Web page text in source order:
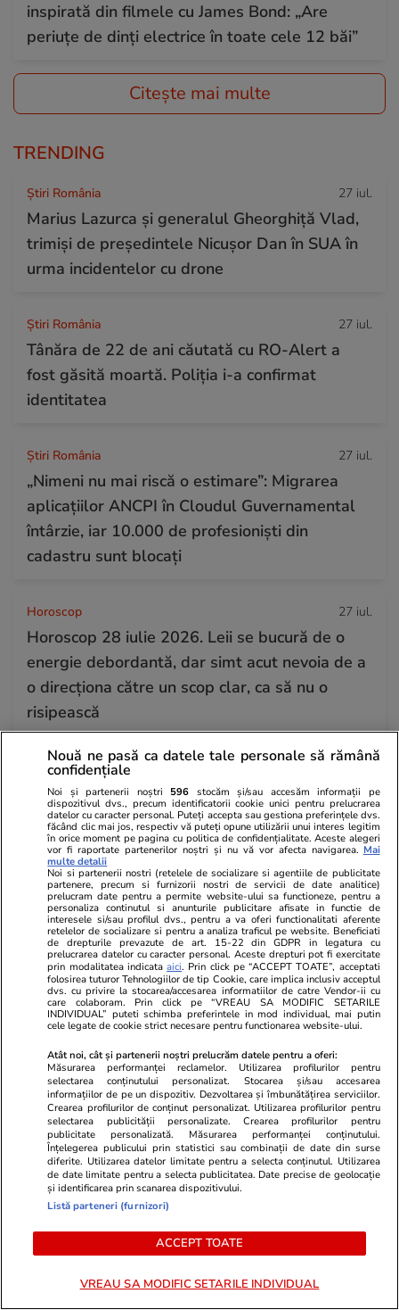
inspirată din filmele cu James Bond: „Are
periuțe de dinți electrice în toate cele 12 băi”
Citește mai multe
TRENDING
Știri România 27 iul.
Marius Lazurca și generalul Gheorghiță Vlad,
trimiși de președintele Nicușor Dan în SUA în
urma incidentelor cu drone
Știri România 27 iul.
Tânăra de 22 de ani căutată cu RO-Alert a
fost găsită moartă. Poliția i-a confirmat
identitatea
Știri România 27 iul.
„Nimeni nu mai riscă o estimare”: Migrarea
aplicațiilor ANCPI în Cloudul Guvernamental
întârzie, iar 10.000 de profesioniști din
cadastru sunt blocați
Horoscop 27 iul.
Horoscop 28 iulie 2026. Leii se bucură de o
energie debordantă, dar simt acut nevoia de a
o direcționa către un scop clar, ca să nu o
risipească
Lifestyle 27 iul.
Ce sunt norii pyrocumulonimbus
care alimentează dezastrele din
vine unul marți sau miercuri”
Lifestyle
Povestea
marinar
Vacanțe și Cultură 26 iul.
Care sunt lucrurile pe care le
uităm cel mai des când plecăm
Nouă ne pasă ca datele tale personale să rămână
confidențiale
Noi și partenerii noștri 596 stocăm și/sau accesăm informații pe
dispozitivul dvs., precum identificatorii cookie unici pentru prelucrarea
datelor cu caracter personal. Puteți accepta sau gestiona preferințele dvs.
făcând clic mai jos, respectiv vă puteți opune utilizării unui interes legitim
în orice moment pe pagina cu politica de confidențialitate. Aceste alegeri
vor fi raportate partenerilor noștri și nu vă vor afecta navigarea. Mai
multe detalii
Noi si partenerii nostri (retelele de socializare si agentiile de publicitate
partenere, precum si furnizorii nostri de servicii de date analitice)
prelucram date pentru a permite website-ului sa functioneze, pentru a
personaliza continutul si anunturile publicitare afisate in functie de
interesele si/sau profilul dvs., pentru a va oferi functionalitati aferente
retelelor de socializare si pentru a analiza traficul pe website. Beneficiati
de drepturile prevazute de art. 15-22 din GDPR in legatura cu
prelucrarea datelor cu caracter personal. Aceste drepturi pot fi exercitate
prin modalitatea indicataaici. Prin click pe “ACCEPT TOATE”, acceptati
folosirea tuturor Tehnologiilor de tip Cookie, care implica inclusiv acceptul
dvs. cu privire la stocarea/accesarea informatiilor de catre Vendor-ii cu
care colaboram. Prin click pe “VREAU SA MODIFIC SETARILE
INDIVIDUAL” puteti schimba preferintele in mod individual, mai putin
cele legate de cookie strict necesare pentru functionarea website-ului.
Atât noi, cât și partenerii noștri prelucrăm datele pentru a oferi:
Măsurarea performanței reclamelor. Utilizarea profilurilor pentru
selectarea conținutului personalizat. Stocarea și/sau accesarea
informațiilor de pe un dispozitiv. Dezvoltarea și îmbunătățirea serviciilor.
Crearea profilurilor de conținut personalizat. Utilizarea profilurilor pentru
selectarea publicității personalizate. Crearea profilurilor pentru
publicitate personalizată. Măsurarea performanței conținutului.
Înțelegerea publicului prin statistici sau combinații de date din surse
diferite. Utilizarea datelor limitate pentru a selecta conținutul. Utilizarea
de date limitate pentru a selecta publicitatea. Date precise de geolocație
și identificarea prin scanarea dispozitivului.
Listă parteneri (furnizori)
ACCEPT TOATE
VREAU SA MODIFIC SETARILE INDIVIDUAL